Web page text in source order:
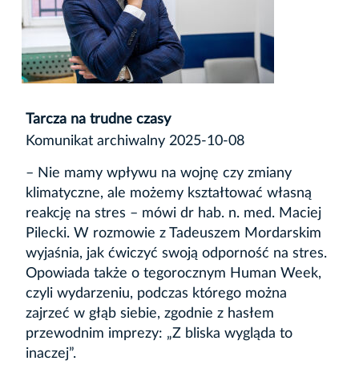
Tarcza na trudne czasy
Komunikat archiwalny 2025-10-08
– Nie mamy wpływu na wojnę czy zmiany
klimatyczne, ale możemy kształtować własną
reakcję na stres – mówi dr hab. n. med. Maciej
Pilecki. W rozmowie z Tadeuszem Mordarskim
wyjaśnia, jak ćwiczyć swoją odporność na stres.
Opowiada także o tegorocznym Human Week,
czyli wydarzeniu, podczas którego można
zajrzeć w głąb siebie, zgodnie z hasłem
przewodnim imprezy: „Z bliska wygląda to
inaczej”.